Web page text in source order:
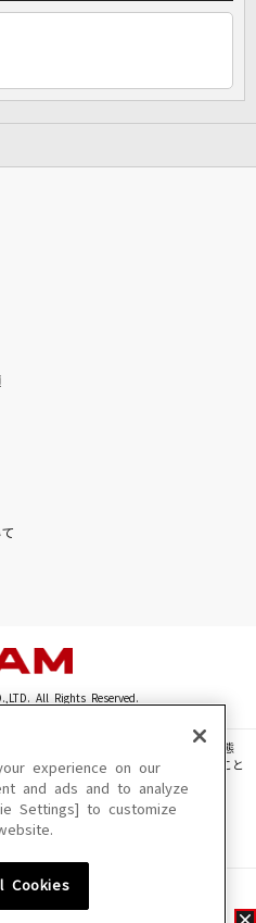
All Rights Reserved.
画像・写真・動画・音声等を、手段や形態
無断で複製、転載、ファイル化などすること
いただけない場合があります。
変更になる場合があります。
experience on our
and ads and to analyze
Settings] to customize
Cookies